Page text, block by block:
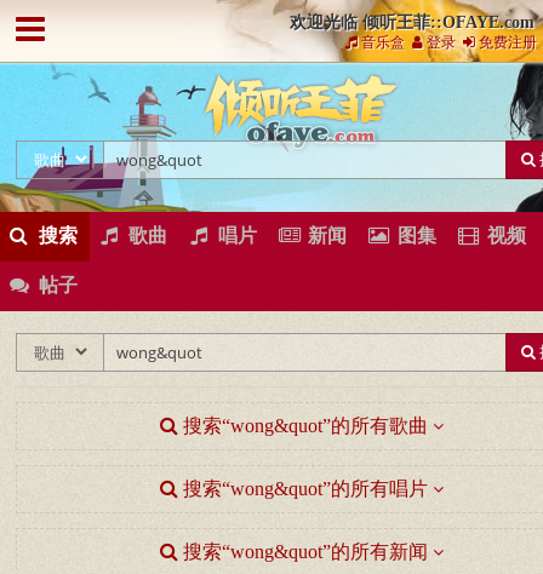
欢迎光临 倾听王菲::OFAYE.com
音乐盒 登录 免费注册
搜索 歌曲 唱片 新闻 图集 视频
帖子
搜索“wong&quot”的所有歌曲
搜索“wong&quot”的所有唱片
搜索“wong&quot”的所有新闻